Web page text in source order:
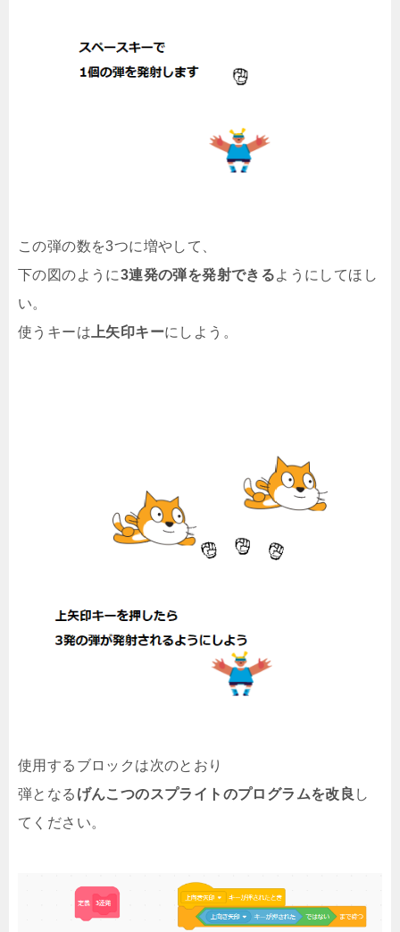
この弾の数を3つに増やして、
下の図のように3連発の弾を発射できるようにしてほし
い。
使うキーは 上矢印キーにしよう。
使用するブロックは次のとおり
弾となる げんこつのスプライトのプログラムを改良 し
てください。